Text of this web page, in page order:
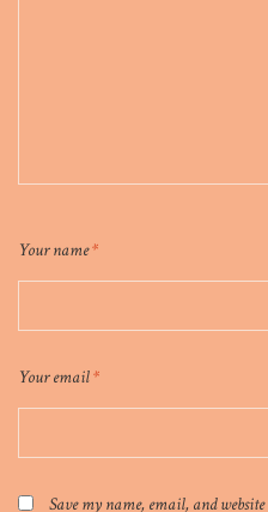
Your name*
Your email*
Save my name, email, and